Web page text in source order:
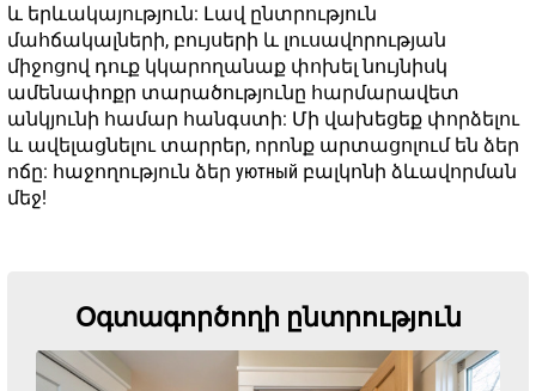
և երևակայություն: Լավ ընտրություն
մահճակալների, բույսերի և լուսավորության
միջոցով դուք կկարողանաք փոխել նույնիսկ
ամենափոքր տարածությունը հարմարավետ
անկյունի համար հանգստի: Մի վախեցեք փորձելու
և ավելացնելու տարրեր, որոնք արտացոլում են ձեր
ոճը: հաջողություն ձեր уютный բալկոնի ձևավորման
մեջ!
Օգտագործողի ընտրություն